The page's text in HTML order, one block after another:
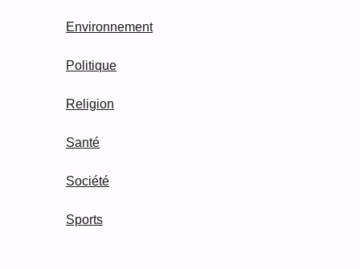
Environnement
Politique
Religion
Santé
Société
Sports